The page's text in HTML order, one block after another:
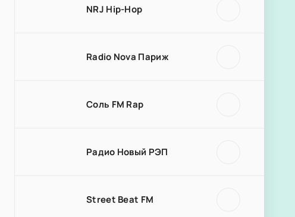
NRJ Hip-Hop
Radio Nova Париж
Соль FM Rap
Радио Новый РЭП
Street Beat FM